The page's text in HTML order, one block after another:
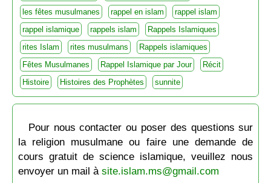
les fêtes musulmanes
rappel en islam
rappel islam
rappel islamique
rappels islam
Rappels Islamiques
rites Islam
rites musulmans
Rappels islamiques
Fêtes Musulmanes
Rappel Islamique par Jour
Récit
Histoire
Histoires des Prophètes sunnite
Pour nous contacter ou poser des questions sur
la religion musulmane ou faire une demande de
cours gratuit de science islamique, veuillez nous
envoyer un mail à site.islam.ms@gmail.com